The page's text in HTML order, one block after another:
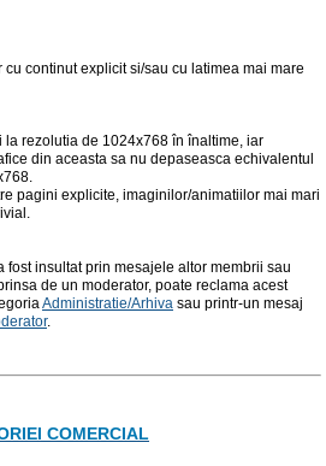
continut explicit si/sau cu latimea mai mare
la rezolutia de 1024x768 în înaltime, iar
din aceasta sa nu depaseasca echivalentul
pagini explicite, imaginilor/animatiilor mai mari
fost insultat prin mesajele altor membrii sau
de un moderator, poate reclama acest
Administratie/Arhiva sau printr-un mesaj
.
COMERCIAL